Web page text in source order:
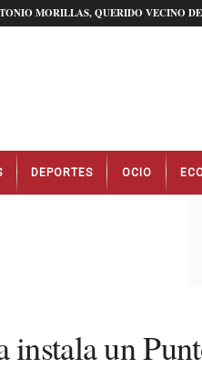
MORILLAS, QUERIDO VECINO
DEPORTES OCIO
un